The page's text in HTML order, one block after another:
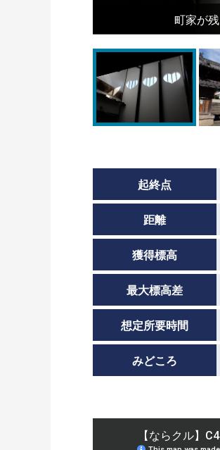
町家が
起終点
距離
獲得標高
最大標高差
想定所要時間
みどころ